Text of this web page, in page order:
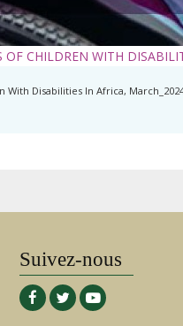
CHILDREN WITH
Disabilities In Africa,
Suivez-nous